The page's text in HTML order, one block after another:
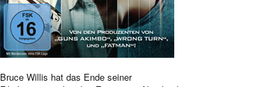
Bruce Willis hat das Ende seiner